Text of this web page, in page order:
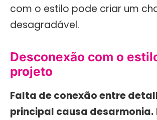
com o estilo pode criar um
desagradável.
Desconexão com o
projeto
Falta de conexão entre
principal causa desarmonia.